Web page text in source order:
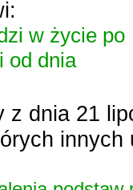
w życie po
od dnia
z dnia 21
innych